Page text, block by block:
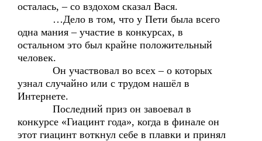
осталась, – со вздохом сказал Вася.
…Дело в том, что у Пети была всего
одна мания – участие в конкурсах, в
остальном это был крайне положительный
человек.
Он участвовал во всех – о которых
узнал случайно или с трудом нашёл в
Интернете.
Последний приз он завоевал в
конкурсе «Гиацинт года», когда в финале он
этот гиацинт воткнул себе в плавки и принял